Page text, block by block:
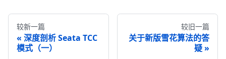
较新一篇
深度剖析 Seata TCC
模式（一）
较旧一篇
关于新版雪花算法的答
疑